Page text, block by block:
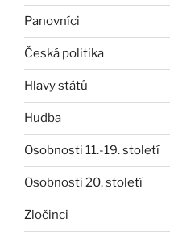
Panovníci
Česká politika
Hlavy států
Hudba
Osobnosti 11.-19. století
Osobnosti 20. století
Zločinci